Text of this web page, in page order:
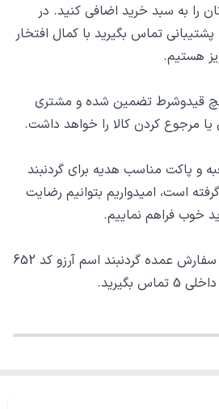
را به سبد خرید اضافی کنید. در
پشتیبانی تماس بگیرید با کمال افتخار
هستیم.
قیدوشرط تضمین شده و مشتری
مرجوع کردن کالا را خواهد داشت.
و پاکت مناسب هدیه برای گردنبند
652 در نظر گرفته است، امیدواریم بتوانیم رضایت
خوب فراهم نماییم.
برای همکاری در فروش یا سفارش عمده گردنبند اسم آرزو کد 652